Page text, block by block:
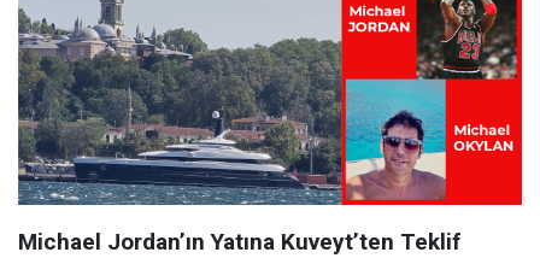
Michael Jordan’ın Yatına Kuveyt’ten Teklif